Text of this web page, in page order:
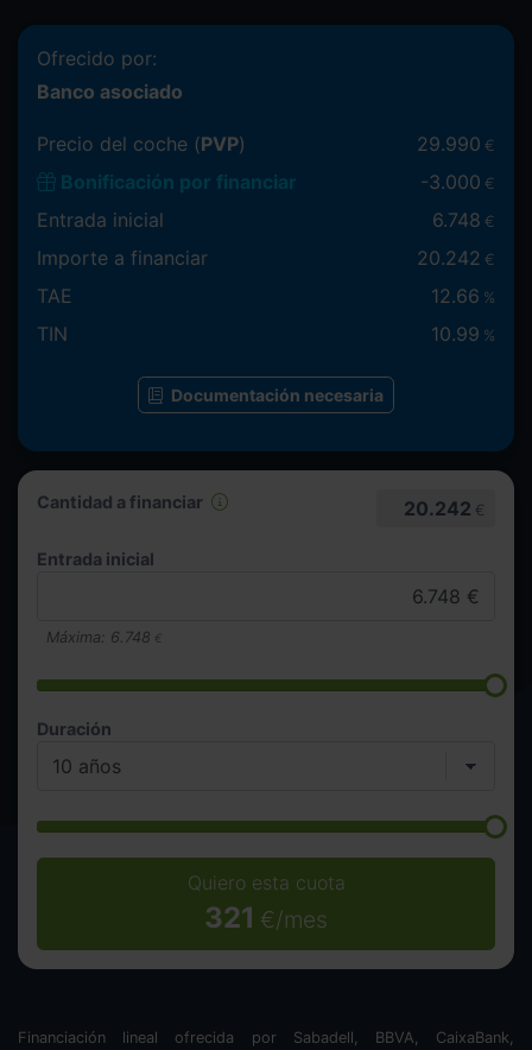
Cantidad a financiar 20.242 €
Entrada inicial
Máxima: 6.748 €
Duración
Quiero esta cuota
321 €/mes
Ofrecido por:
Banco asociado
Precio del coche (PVP) 29.990 €
Bonificación por financiar -3.000 €
Entrada inicial 6.748 €
Importe a financiar 20.242 €
TAE 12.66 %
TIN 10.99 %
Documentación necesaria
Financiación lineal ofrecida por Sabadell, BBVA, CaixaBank,